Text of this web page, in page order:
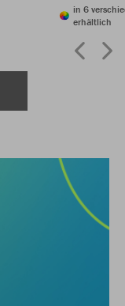
in 6
erhältlich